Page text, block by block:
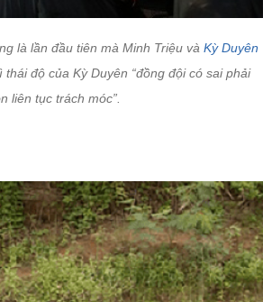
là lần đầu tiên mà Minh Triệu và Kỳ Duyên
độ của Kỳ Duyên “đồng đội có sai phải
liên tục trách móc”.